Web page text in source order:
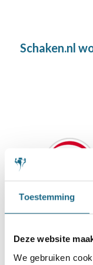
Toestemming
Deze website
We gebruiken
Schaken.nl